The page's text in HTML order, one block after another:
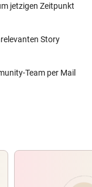
jetzigen Zeitpunkt
Story
Team per Mail